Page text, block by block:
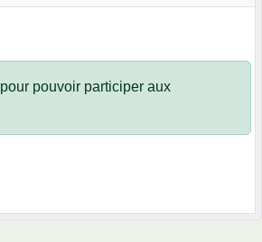
pour pouvoir participer aux